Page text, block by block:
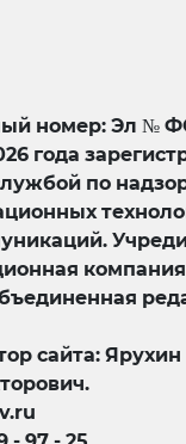
номер: Эл №
года
по
сайта: Ярухин